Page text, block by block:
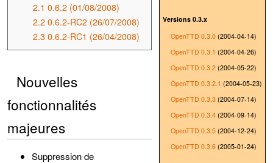
Versions 0.3.x
OpenTTD 0.3.0 (2004-04-14)
OpenTTD 0.3.1 (2004-04-26)
OpenTTD 0.3.2 (2004-05-22)
OpenTTD 0.3.2.1 (2004-05-23)
OpenTTD 0.3.3 (2004-07-14)
OpenTTD 0.3.4 (2004-09-14)
OpenTTD 0.3.5 (2004-12-24)
OpenTTD 0.3.6 (2005-01-24)
2.1 0.6.2 (01/08/2008)
2.2 0.6.2-RC2 (26/07/2008)
2.3 0.6.2-RC1 (26/04/2008)
Nouvelles
fonctionnalités
majeures
Suppression de